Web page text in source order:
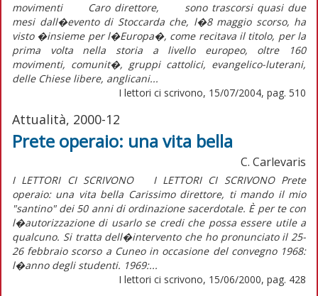
movimenti Caro direttore, sono trascorsi quasi due
mesi dall�evento di Stoccarda che, l�8 maggio scorso, ha
visto �insieme per l�Europa�, come recitava il titolo, per la
prima volta nella storia a livello europeo, oltre 160
movimenti, comunit�, gruppi cattolici, evangelico-luterani,
delle Chiese libere, anglicani...
I lettori ci scrivono, 15/07/2004, pag. 510
Attualità, 2000-12
Prete operaio: una vita bella
C. Carlevaris
I LETTORI CI SCRIVONO I LETTORI CI SCRIVONO Prete
operaio: una vita bella Carissimo direttore, ti mando il mio
"santino" dei 50 anni di ordinazione sacerdotale. È per te con
l�autorizzazione di usarlo se credi che possa essere utile a
qualcuno. Si tratta dell�intervento che ho pronunciato il 25-
26 febbraio scorso a Cuneo in occasione del convegno 1968:
l�anno degli studenti. 1969:...
I lettori ci scrivono, 15/06/2000, pag. 428